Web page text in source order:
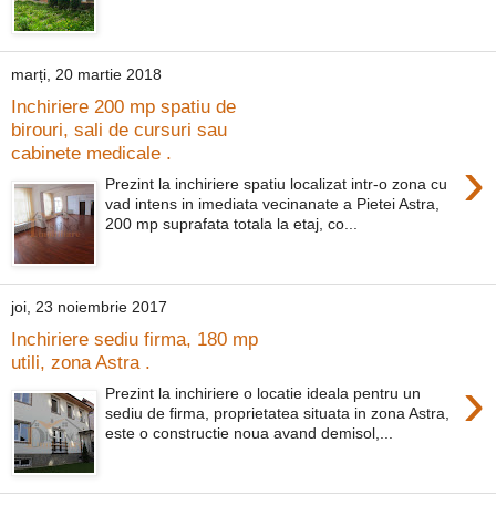
marți, 20 martie 2018
Inchiriere 200 mp spatiu de
birouri, sali de cursuri sau
cabinete medicale .
›
Prezint la inchiriere spatiu localizat intr-o zona cu
vad intens in imediata vecinanate a Pietei Astra,
200 mp suprafata totala la etaj, co...
joi, 23 noiembrie 2017
Inchiriere sediu firma, 180 mp
utili, zona Astra .
›
Prezint la inchiriere o locatie ideala pentru un
sediu de firma, proprietatea situata in zona Astra,
este o constructie noua avand demisol,...